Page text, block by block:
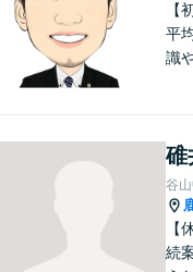
【
平
識
弁
「
所
碓
谷
【
続